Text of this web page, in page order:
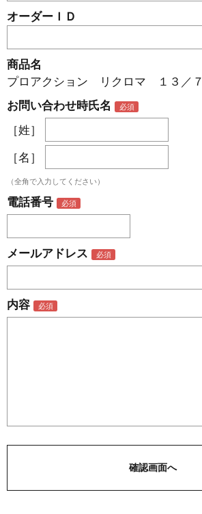
オーダーＩＤ
商品名
プロアクション リクロマ １３／７
お問い合わせ時氏名
［姓］
［名］
（全角で入力してください）
電話番号
メールアドレス
内容